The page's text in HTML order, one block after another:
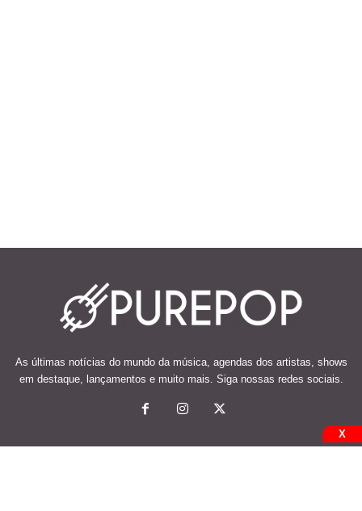
As últimas notícias do mundo da música, agendas dos artistas, shows
em destaque, lançamentos e muito mais. Siga nossas redes sociais.
X